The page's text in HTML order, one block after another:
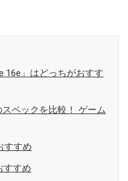
16e」はどっちがおすす
スペックを比較！ ゲーム
すすめ
すすめ